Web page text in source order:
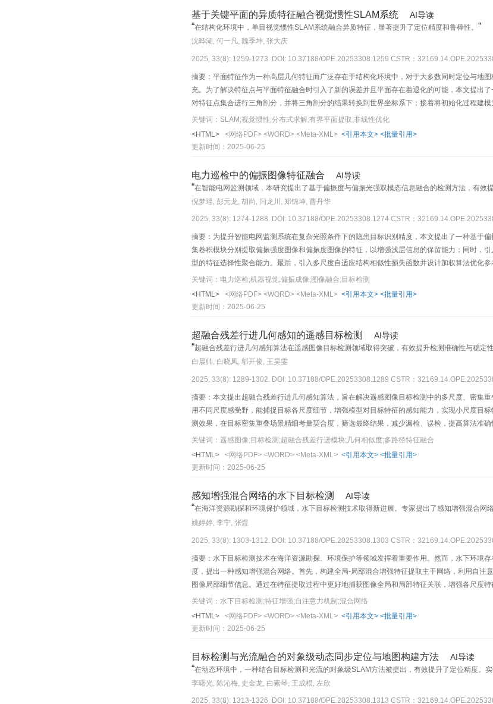
基于关键平面的异质特征融合视觉惯性SLAM系统 AI导读
“在结构化环境中，单目视觉惯性SLAM系统融合异质特征，显著提升了定位精度和鲁棒性。 ”
沈晔湖, 何一凡, 魏季坤, 张大庆
2025, 33(8): 1259-1273. DOI: 10.37188/OPE.20253308.1259 CSTR：
摘要：平面特征作为一种高层几何特征而广泛存在于结构化环境中，对于大多数同时定位与
充。为了解决特征点与平面特征融合时引入了新的误差并且平面存在着退化的可能，本文提出
对特征点集合进行三角剖分，并将三角剖分的结果转换到世界坐标系下；接着将初始化过程建
并用所提出的平面碰撞概率模型拟合平面，得到对应的有界平面参数；最后在因子图中引入了
性SLAM系统VINS相比，本文提出的系统在EuRoC数据集的绝对轨迹误差平均值降低了50%
定、连续地工作，并且提高了弱纹理区域的定位精度和鲁棒性。
关键词：SLAM;视觉惯性;分布式求解;有界平面提取;非线性优化
<HTML>
<网络PDF> <WORD> <Meta-XML> <引用本文> <批量引用>
更新时间：2025-06-25
电力巡检中的偏振图像特征融合 AI导读
“在智能电网监测领域，本研究提出了基于偏振度与偏振光强双模态信息融合的检测方法，有效
倪梦瑶, 彭元龙, 胡尚, 闫龙川, 郑锦坤, 曹丹华
2025, 33(8): 1274-1288. DOI: 10.37188/OPE.20253308.1274 CSTR：
摘要：为提升智能电网监测系统在复杂光照条件下的隐患目标识别精度，本文提出了一种基于
集卷积模块分别提取偏振强度图像和偏振度图像的特征，以增强浅层信息的保留能力；同时，
型的特征选择性聚合能力。最后，引入多尺度自适应结构相似性损失函数并设计加权算法优化
实验结果表明，与当前最先进的图像融合算法相比，本研究提出的方法在多种评价指标上均展
性与实用性。在自建的目标检测数据集中，采用本研究方法生成的融合图像在目标识别精度
升了后续目标检测网络的识别准确性。
关键词：电力巡检;机器视觉;偏振成像;图像融合;目标检测
<HTML>
<网络PDF> <WORD> <Meta-XML> <引用本文> <批量引用>
更新时间：2025-06-25
超融合残差行进几何感知的遥感目标检测 AI导读
“超融合残差行进几何感知算法在遥感图像目标检测领域取得突破，有效提升检测准确性与稳定性
白晨帅, 白晓凤, 邬开俊, 王昊雯
2025, 33(8): 1289-1302. DOI: 10.37188/OPE.20253308.1289 CSTR：
摘要：本文提出超融合残差行进几何感知算法，旨在解决遥感图像目标检测中的多尺度、密集
用不同尺度感受野，能捕捉目标各尺度细节，增强模型对目标特征的感知能力，实现小尺度目
测效果，在目标密集重叠场景精细考量契合度，筛选最终结果，减少漏检、误检，提高算法准
网络表示与判别能力，提升检测准确性与稳定性。在NWPU-VHR-10数据集的实验结果显示
和0.085 0；在RSOD数据集的实验结果显示，其mPrecision，mRecall，mAP和mF1 Score
何感知算法在遥感图像目标检测领域的有效性和优越性。
关键词：遥感图像;目标检测;超融合残差行进模块;几何相似度;多路径特征融合
<HTML>
<网络PDF> <WORD> <Meta-XML> <引用本文> <批量引用>
更新时间：2025-06-25
感知增强混合网络的水下目标检测 AI导读
“在海洋资源勘探和环境保护领域，水下目标检测技术取得新进展。专家提出了感知增强混合
新方案。”
姚婷婷, 李宁, 张煜
2025, 33(8): 1303-1312. DOI: 10.37188/OPE.20253308.1303 CSTR：
摘要：水下目标检测技术在海洋资源勘探、环境保护等领域发挥着重要作用。然而，水下环境
度，提出一种感知增强混合网络。首先，构建全局-局部混合增强特征提取主干网络，利用自
图像局部细节信息。通过在特征提取过程中更好地捕获图像全局和局部特征关联，增强各尺度
强双阶段检测头。通过增加一阶段区域提议生成网络的深度，在低质图像中提取更多目标语义
达到了37.8%，61.8%和82.0%，98.9%。定性和定量的对比实验结果表明，模型对不同种类
关键词：水下目标检测;特征增强;自注意力机制;混合网络
<HTML>
<网络PDF> <WORD> <Meta-XML> <引用本文> <批量引用>
更新时间：2025-06-25
目标检测与光流融合的对象级动态同步定位与地图构建方法 AI导读
“在动态环境中，一种结合目标检测和光流的对象级SLAM方法被提出，有效提升了定位精度。
李曙光, 陈沁梅, 史金龙, 白素琴, 王成根, 左欣
2025, 33(8): 1313-1326. DOI: 10.37188/OPE.20253308.1313 CSTR：